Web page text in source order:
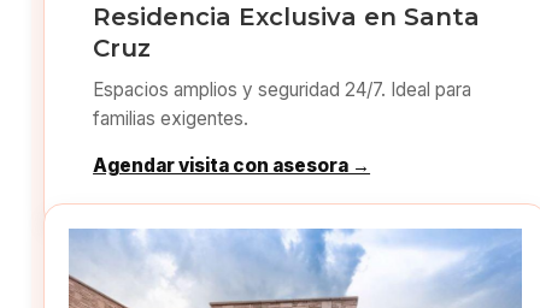
Residencia Exclusiva en Santa
Cruz
Espacios amplios y seguridad 24/7. Ideal para
familias exigentes.
Agendar visita con asesora →